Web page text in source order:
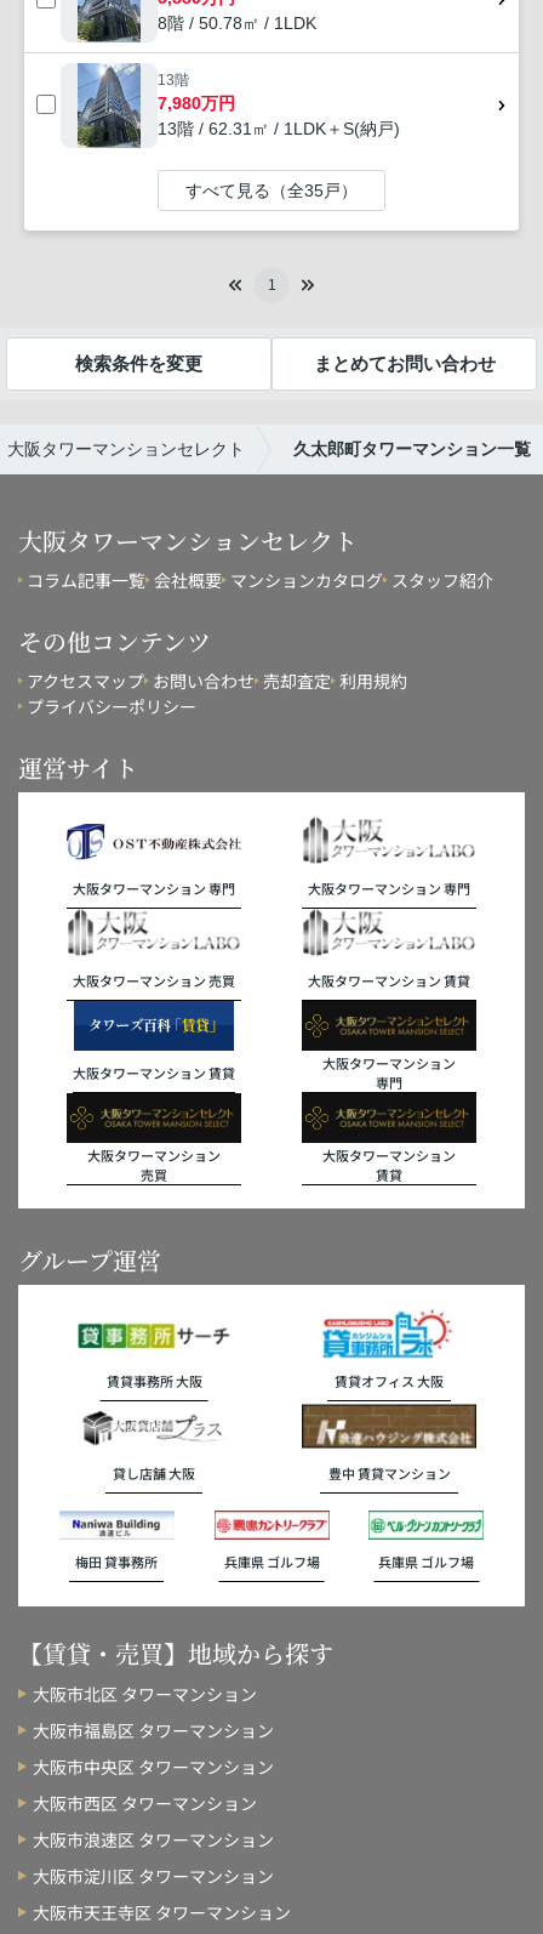
8階 / 50.78㎡ / 1LDK
13階
7,980万円
13階 / 62.31㎡ / 1LDK＋S(納戸)
すべて見る（全35戸）
1
検索条件を変更 まとめてお問い合わせ
阪タワーマンションセレクト 久太郎町タワーマンション一覧
大阪タワーマンションセレクト
コラム記事一覧 会社概要 マンションカタログ スタッフ紹介
その他コンテンツ
アクセスマップ お問い合わせ 売却査定 利用規約
プライバシーポリシー
運営サイト
大阪タワーマンション 専門 大阪タワーマンション 専門
大阪タワーマンション 売買 大阪タワーマンション 賃貸
大阪タワーマンション 賃貸
大阪タワーマンション
専門
大阪タワーマンション
売買
大阪タワーマンション
賃貸
グループ運営
賃貸事務所 大阪 賃貸オフィス 大阪
貸し店舗 大阪 豊中 賃貸マンション
梅田 貸事務所 兵庫県 ゴルフ場 兵庫県 ゴルフ場
【賃貸・売買】地域から探す
大阪市北区 タワーマンション
大阪市福島区 タワーマンション
大阪市中央区 タワーマンション
大阪市西区 タワーマンション
大阪市浪速区 タワーマンション
大阪市淀川区 タワーマンション
大阪市天王寺区 タワーマンション